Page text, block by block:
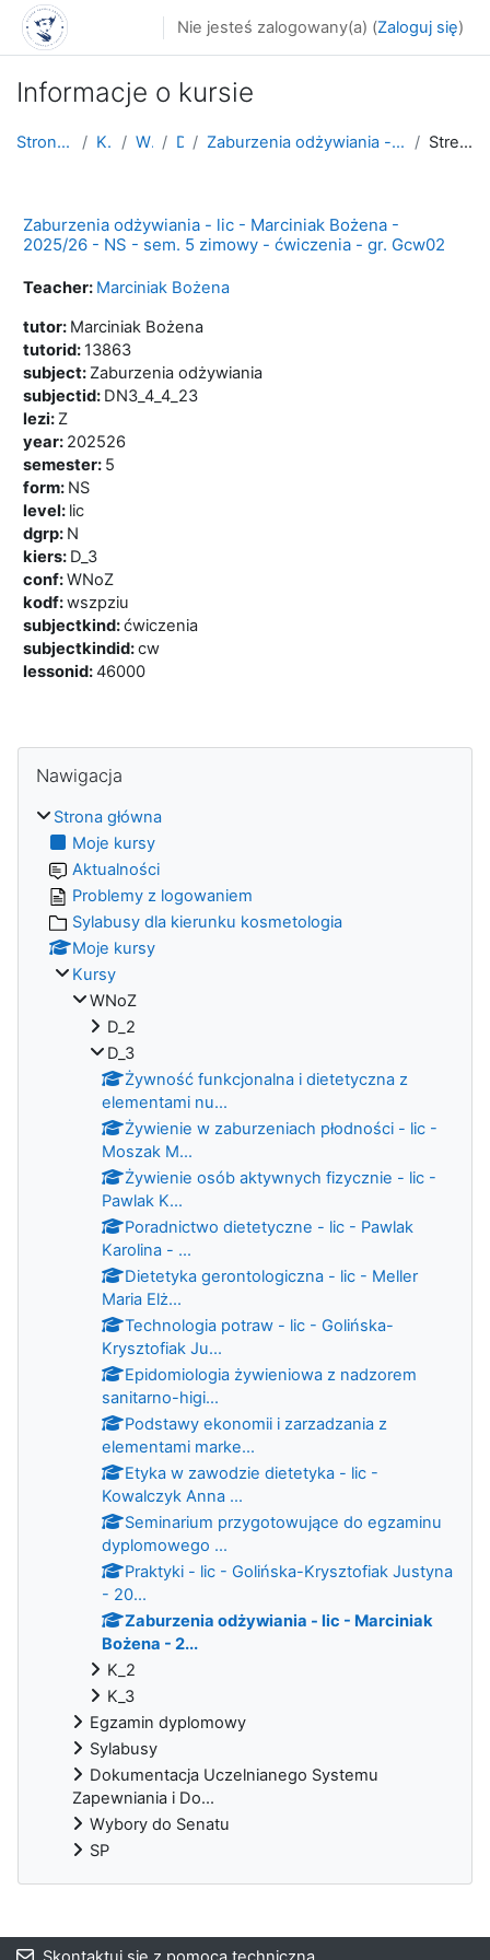
Przejdź do głównej zawartości
Nie jesteś zalogowany(a) (Zaloguj się)
Informacje o kursie
Strona główna Kursy WNoZ D_3 Zaburzenia odżywiania - lic - Marciniak Bożena - 2... Streszczenie
Zaburzenia odżywiania - lic - Marciniak Bożena -
2025/26 - NS - sem. 5 zimowy - ćwiczenia - gr. Gcw02
Teacher: Marciniak Bożena
tutor: Marciniak Bożena
tutorid: 13863
subject: Zaburzenia odżywiania
subjectid: DN3_4_4_23
lezi: Z
year: 202526
semester: 5
form: NS
level: lic
dgrp: N
kiers: D_3
conf:WNoZ
kodf:wszpziu
subjectkind:ćwiczenia
subjectkindid:cw
lessonid:46000
Bloki
Nawigacja
Strona główna
Moje kursy
Aktualności
Problemy z logowaniem
Sylabusy dla kierunku kosmetologia
Moje kursy
Kursy
WNoZ
D_2
D_3
Żywność funkcjonalna i dietetyczna z
elementami nu...
Żywienie w zaburzeniach płodności - lic -
Moszak M...
Żywienie osób aktywnych fizycznie - lic -
Pawlak K...
Poradnictwo dietetyczne - lic - Pawlak
Karolina - ...
Dietetyka gerontologiczna - lic - Meller
Maria Elż...
Technologia potraw - lic - Golińska-
Krysztofiak Ju...
Epidomiologia żywieniowa z nadzorem
sanitarno-higi...
Podstawy ekonomii i zarzadzania z
elementami marke...
Etyka w zawodzie dietetyka - lic -
Kowalczyk Anna ...
Seminarium przygotowujące do egzaminu
dyplomowego ...
Praktyki - lic - Golińska-Krysztofiak Justyna
- 20...
Zaburzenia odżywiania - lic - Marciniak
Bożena - 2...
K_2
K_3
Egzamin dyplomowy
Sylabusy
Dokumentacja Uczelnianego Systemu
Zapewniania i Do...
Wybory do Senatu
SP
Bloki